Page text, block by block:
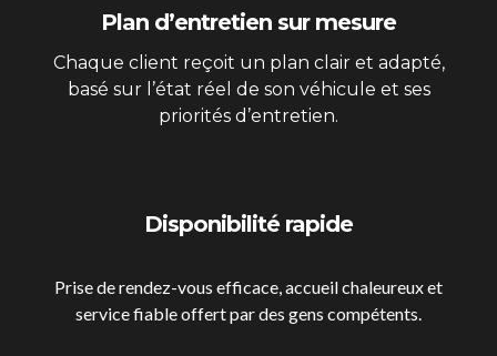
Plan d’entretien sur mesure
Chaque client reçoit un plan clair et adapté,
basé sur l’état réel de son véhicule et ses
priorités d’entretien.
Disponibilité rapide
Prise de rendez-vous efficace, accueil chaleureux et
service fiable offert par des gens compétents.